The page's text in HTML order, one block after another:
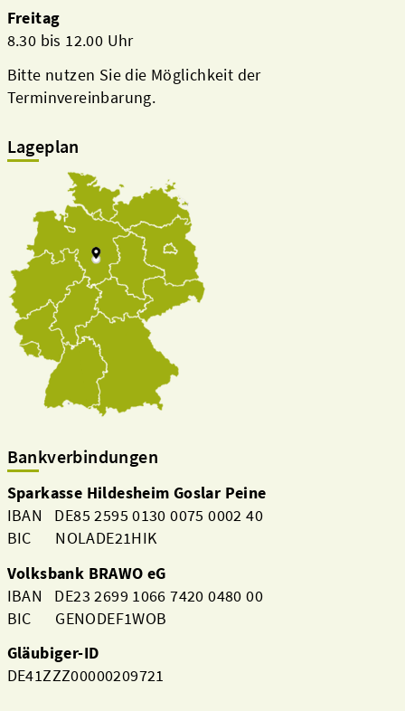
Freitag
8.30 bis 12.00 Uhr
Bitte nutzen Sie die Möglichkeit der
Terminvereinbarung.
Lageplan
Bankverbindungen
Sparkasse Hildesheim Goslar Peine
IBAN DE85 2595 0130 0075 0002 40
BIC NOLADE21HIK
Volksbank BRAWO eG
IBAN DE23 2699 1066 7420 0480 00
BIC GENODEF1WOB
Gläubiger-ID
DE41ZZZ00000209721